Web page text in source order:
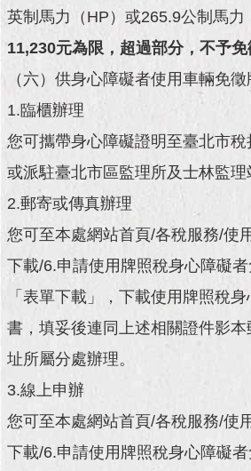
動
主
題
館
民
互
動
活
動
主
館
回
首
頁
網
站
導
英制馬力（HP）或265.9公制馬力
11,230元為限，超過部分，不予免
（六）供身心障礙者使用車輛免
1.臨櫃辦理
您可攜帶身心障礙證明至臺北市
或派駐臺北市區監理所及士林監理
2.郵寄或傳真辦理
您可至本處網站首頁/各稅服務/使
下載/6.申請使用牌照稅身心障礙
「表單下載」，下載使用牌照稅
書，填妥後連同上述相關證件影
址所屬分處辦理。
3.線上申辦
您可至本處網站首頁/各稅服務/使
下載/6.申請使用牌照稅身心障礙